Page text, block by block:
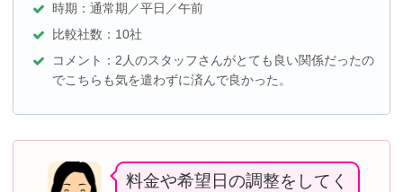
時期：通常期／平日／午前
比較社数：10社
コメント：2人のスタッフさんがとても良い関係だったの
でこちらも気を遣わずに済んで良かった。
料金や希望日の調整をしてく